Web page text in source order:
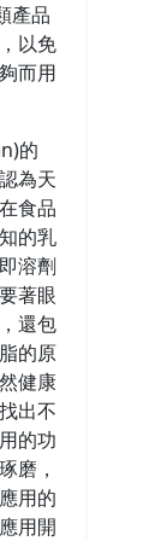
產品
以免
而用
的
為天
食品
的乳
溶劑
著眼
還包
的原
健康
出不
的功
磨，
用的
用開